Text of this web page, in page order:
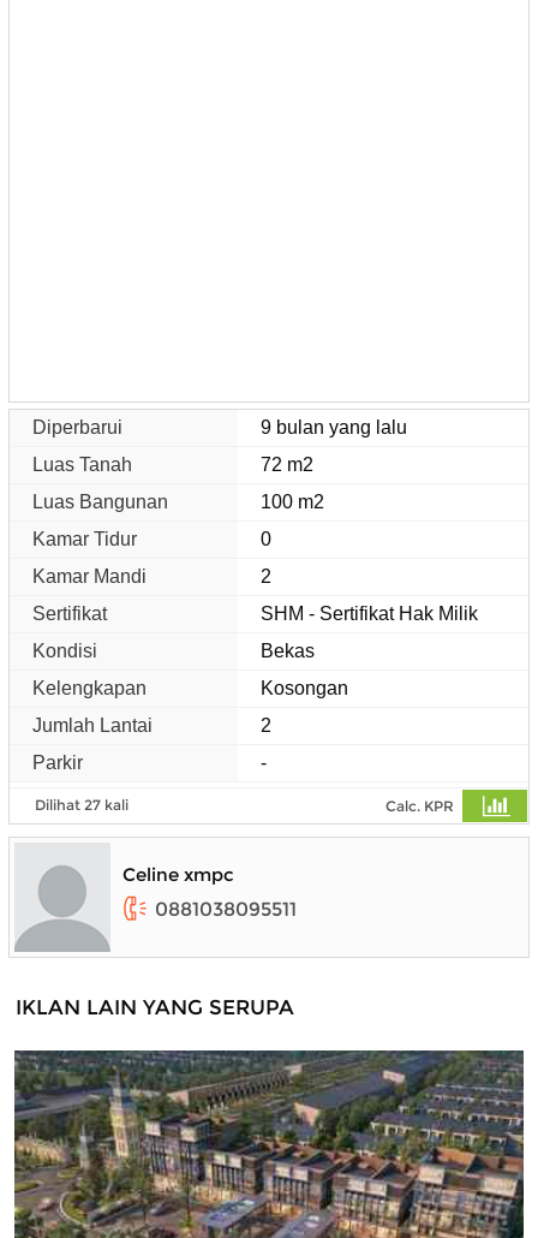
Diperbarui
9 bulan yang lalu
Luas Tanah
72 m2
Luas Bangunan
100 m2
Kamar Tidur
0
Kamar Mandi
2
Sertifikat
SHM - Sertifikat Hak Milik
Kondisi
Bekas
Kelengkapan
Kosongan
Jumlah Lantai
2
Parkir
-
Dilihat 27 kali Calc. KPR
Celine xmpc
0881038095511
IKLAN LAIN YANG SERUPA